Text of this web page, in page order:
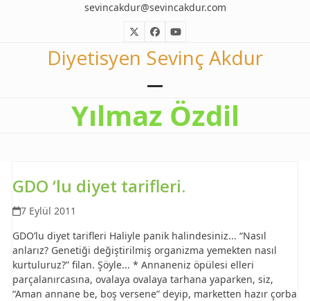
sevincakdur@sevincakdur.com
TwitterFacebookYouTube
Diyetisyen Sevinç Akdur
Open
mobile
Close
mobile
Yılmaz Özdil
GDO ‘lu diyet tarifleri.
7 Eylül 2011
GDO’lu diyet tarifleri Haliyle panik halindesiniz... “Nasıl
anlarız? Genetiği değiştirilmiş organizma yemekten nasıl
kurtuluruz?” filan. Şöyle... * Annaneniz öpülesi elleri
parçalanırcasına, ovalaya ovalaya tarhana yaparken, siz,
“Aman annane be, boş versene” deyip, marketten hazır çorba